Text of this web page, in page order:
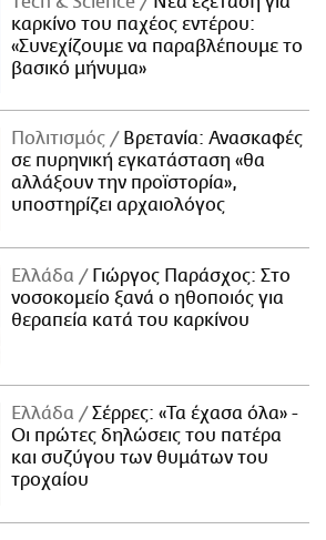
καρκίνο του παχέος εντέρου:
«Συνεχίζουμε να παραβλέπουμε το
βασικό μήνυμα»
Πολιτισμός
Βρετανία: Ανασκαφές
σε πυρηνική εγκατάσταση «θα
αλλάξουν την προϊστορία»,
υποστηρίζει αρχαιολόγος
Ελλάδα
Γιώργος Παράσχος: Στο
νοσοκομείο ξανά ο ηθοποιός για
θεραπεία κατά του καρκίνου
Ελλάδα
Σέρρες: «Τα έχασα όλα» -
Οι πρώτες δηλώσεις του πατέρα
και συζύγου των θυμάτων του
τροχαίου